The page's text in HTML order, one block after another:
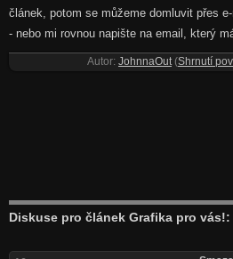
článek, potom se můžeme domluvit přes e-
- nebo mi rovnou napište na email, který
Autor:JohnnaOut(Shrnutí
Diskuse pro článek Grafika pro vás!: